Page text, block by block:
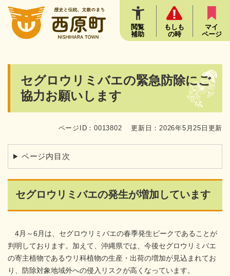
メニューを飛ばして本文へ
閲覧
補助
もしも
の時
マイ
ページ
セグロウリミバエの緊急防除にご
協力お願いします
ページID：0013802 更新日：2026年5月25日更新
ページ内目次
セグロウリミバエの発生が増加しています
4月～6月は、セグロウリミバエの春季発生ピークであることが
判明しております。加えて、沖縄県では、今後セグロウリミバエ
の寄主植物であるウリ科植物の生産・出荷の増加が見込まれてお
り、防除対象地域外への侵入リスクが高くなっています。